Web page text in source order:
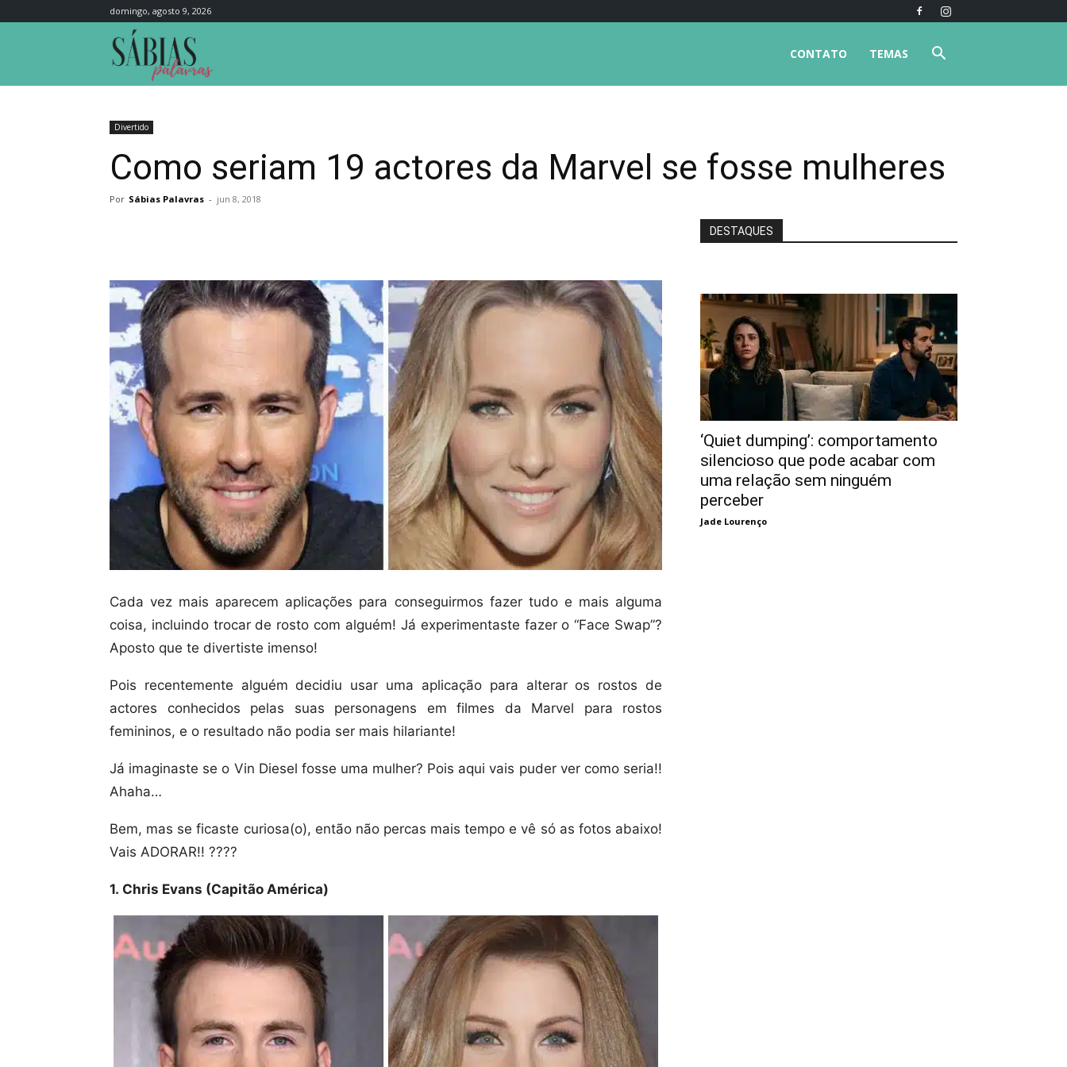
domingo, agosto 9, 2026
TEMAS
CONTATO
Divertido
Como seriam 19 actores da Marvel se fosse mulheres
Por Sábias Palavras - jun 8, 2018
Cada vez mais aparecem aplicações para conseguirmos fazer tudo e mais alguma
coisa, incluindo trocar de rosto com alguém! Já experimentaste fazer o “Face Swap”?
Aposto que te divertiste imenso!
Pois recentemente alguém decidiu usar uma aplicação para alterar os rostos de
actores conhecidos pelas suas personagens em filmes da Marvel para rostos
femininos, e o resultado não podia ser mais hilariante!
Já imaginaste se o Vin Diesel fosse uma mulher? Pois aqui vais puder ver como seria!!
Ahaha…
Bem, mas se ficaste curiosa(o), então não percas mais tempo e vê só as fotos abaixo!
Vais ADORAR!! ????
1. Chris Evans (Capitão América)
DESTAQUES
‘Quiet dumping’: comportamento
silencioso que pode acabar com
uma relação sem ninguém
perceber
Jade Lourenço